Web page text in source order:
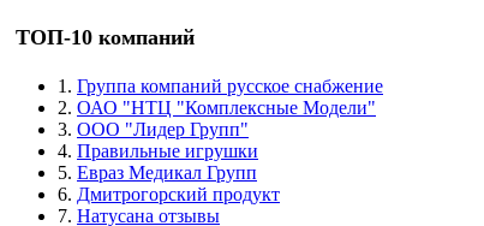
ТОП-10 компаний
1. Группа компаний русское снабжение
2. ОАО "НТЦ "Комплексные Модели"
3. ООО "Лидер Групп"
4. Правильные игрушки
5. Евраз Медикал Групп
6. Дмитрогорский продукт
7. Натусана отзывы